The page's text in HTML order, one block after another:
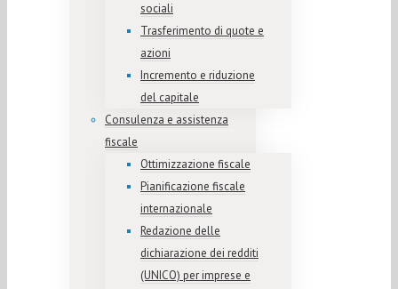
sociali
Trasferimento di quote e
azioni
Incremento e riduzione
del capitale
Consulenza e assistenza
fiscale
Ottimizzazione fiscale
Pianificazione fiscale
internazionale
Redazione delle
dichiarazione dei redditi
(UNICO) per imprese e